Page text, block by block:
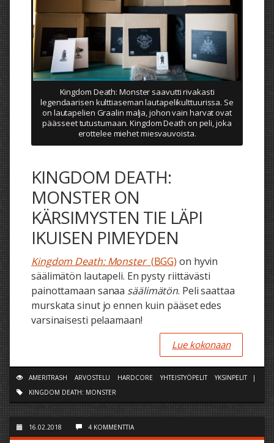
Kingdom Death: Monster saavutti rivakasti
legendaarisen kulttiaseman lautapelikulttuurissa. Se
on lautapelien Graalin malja, johon vain harvat ovat
päässeet tutustumaan. Kingdom Death on peli, joka
erottelee miehet miesvauvoista.
KINGDOM DEATH:
MONSTER ON
KÄRSIMYSTEN TIE LÄPI
IKUISEN PIMEYDEN
Kingdom Death: Monster(BGG) on hyvin
säälimätön lautapeli. En pysty riittävästi
painottamaan sanaa säälimätön. Peli saattaa
murskata sinut jo ennen kuin pääset edes
varsinaisesti pelaamaan!
Lue kokonaan
AMERITRASH ARVOSTELU HARDCORE YHTEISTYÖPELIT YKSINPELIT
|
KINGDOM DEATH: MONSTER
16.02.2018 4 KOMMENTTIA